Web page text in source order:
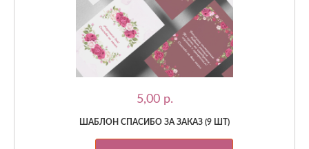
5,00 p.
ШАБЛОН СПАСИБО ЗА ЗАКАЗ (9 ШТ)